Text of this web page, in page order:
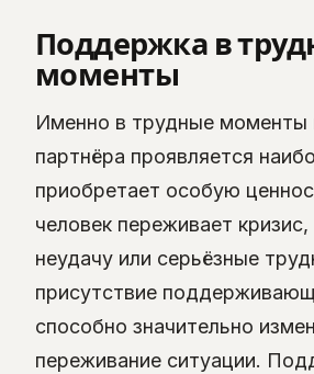
Поддержка в
моменты
Именно в трудные моменты
партнёра проявляется
приобретает особую
человек переживает
неудачу или серьёзные
присутствие
способно значительно
переживание ситуации.